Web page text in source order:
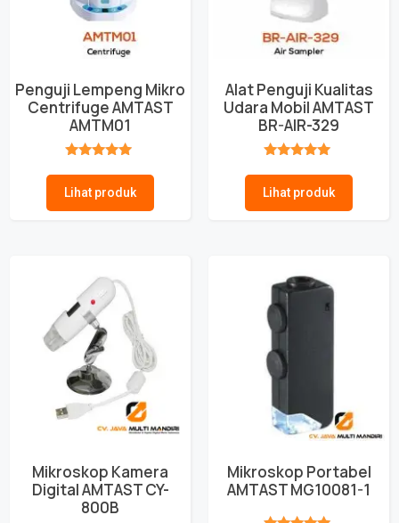
Penguji Lempeng Mikro
Centrifuge AMTAST
AMTM01
Lihat produk
Alat Penguji Kualitas
Udara Mobil AMTAST
BR-AIR-329
Lihat produk
Mikroskop Kamera
Digital AMTAST CY-
800B
Mikroskop Portabel
AMTAST MG10081-1